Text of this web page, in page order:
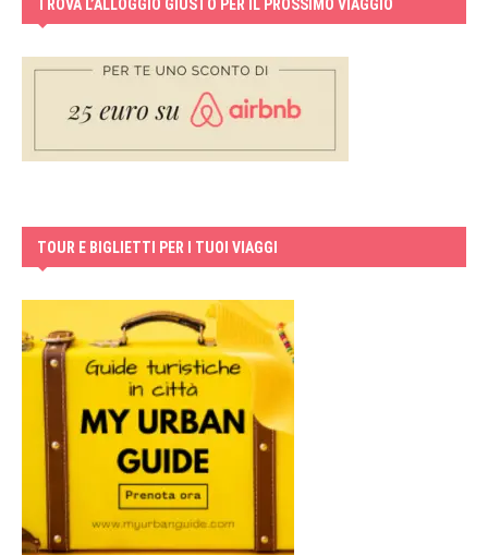
TROVA L’ALLOGGIO GIUSTO PER IL PROSSIMO VIAGGIO
TOUR E BIGLIETTI PER I TUOI VIAGGI